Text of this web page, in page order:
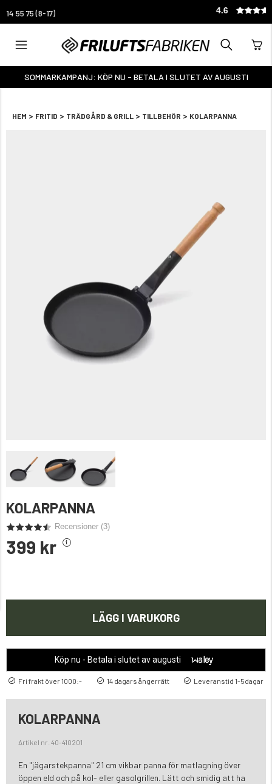
KUNDTJÄNST: 0325-14 55 75 (8-17)
SOMMARKAMPANJ: KÖP NU - BETALA I SLUTET AV AUGUSTI
HEM > FRITID > TRÄDGÅRD & GRILL > TILLBEHÖR > KOLARPANNA
KOLARPANNA
Recensioner (3)
399 kr
LÄGG I VARUKORG
Köp nu - Betala i slutet av augusti
Fri frakt över 1000:- 14 dagars ångerrätt Leveranstid 1-5dagar
KOLARPANNA
Artikel nr. 40-410201
En "jägarstekpanna" 21 cm vikbar panna för matlagning över
öppen eld och på kol- eller gasolgrillen. Lätt och smidig att ha